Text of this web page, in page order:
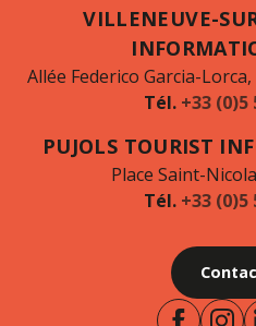
VILLENEUVE-
Allée Federico Garcia-
Tél. +33 (0)5
PUJOLS TOURIST
Place Saint-
Tél. +33 (0)5